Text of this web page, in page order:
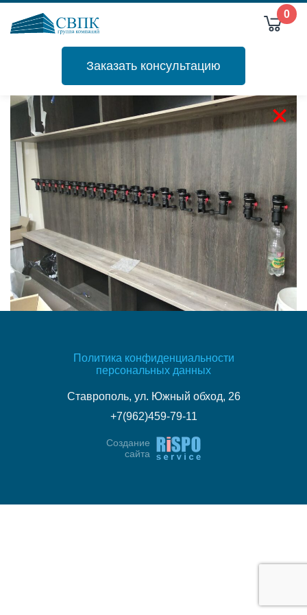
0
Заказать консультацию
+
Политика конфиденциальности
персональных данных
Ставрополь, ул. Южный обход, 26
+7(962)459-79-11
Создание
сайта